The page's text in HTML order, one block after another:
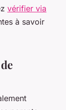
vérifier via
à savoir